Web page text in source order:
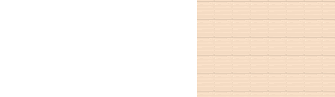
ลูกจอน ผู้จากไป T_T
สูตรลดความอ้วน 7 วัน 5 กิโล